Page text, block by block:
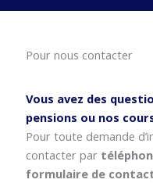
Pour nous contacter
Vous avez des
pensions ou nos
Pour toute demande
contacter par
formulaire de